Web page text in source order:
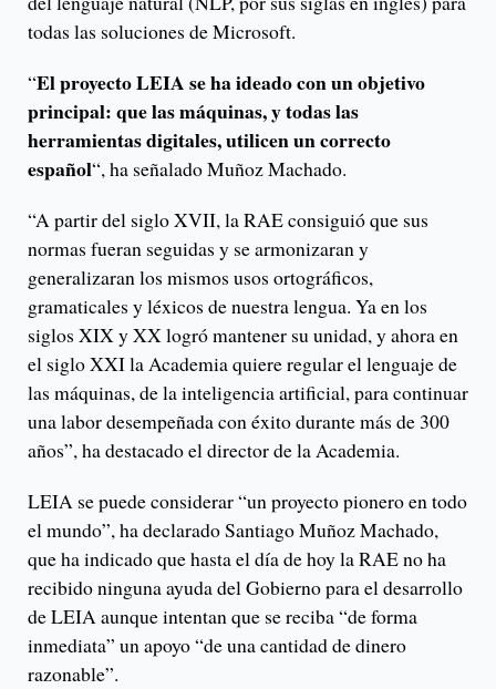
todas las soluciones de Microsoft.
“El proyecto LEIA se ha ideado con un objetivo
principal: que las máquinas, y todas las
herramientas digitales, utilicen un correcto
español“, ha señalado Muñoz Machado.
“A partir del siglo XVII, la RAE consiguió que sus
normas fueran seguidas y se armonizaran y
generalizaran los mismos usos ortográficos,
gramaticales y léxicos de nuestra lengua. Ya en los
siglos XIX y XX logró mantener su unidad, y ahora en
el siglo XXI la Academia quiere regular el lenguaje de
las máquinas, de la inteligencia artificial, para continuar
una labor desempeñada con éxito durante más de 300
años”, ha destacado el director de la Academia.
LEIA se puede considerar “un proyecto pionero en todo
el mundo”, ha declarado Santiago Muñoz Machado,
que ha indicado que hasta el día de hoy la RAE no ha
recibido ninguna ayuda del Gobierno para el desarrollo
de LEIA aunque intentan que se reciba “de forma
inmediata” un apoyo “de una cantidad de dinero
razonable”.